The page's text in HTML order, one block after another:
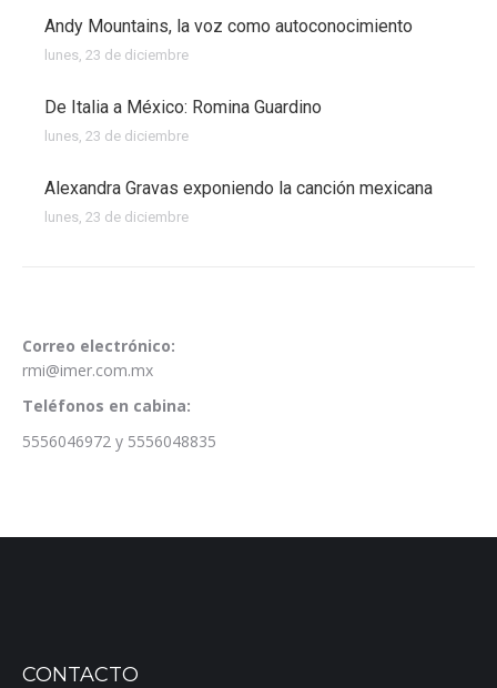
Andy Mountains, la voz como autoconocimiento
lunes, 23 de diciembre
De Italia a México: Romina Guardino
lunes, 23 de diciembre
Alexandra Gravas exponiendo la canción mexicana
lunes, 23 de diciembre
Correo electrónico:
rmi@imer.com.mx
Teléfonos en cabina:
5556046972 y 5556048835
CONTACTO